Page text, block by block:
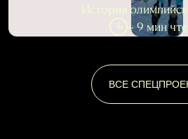
История
~ 9 мин
ВСЕ